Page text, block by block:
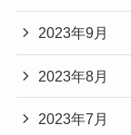
2023年9月
2023年8月
2023年7月